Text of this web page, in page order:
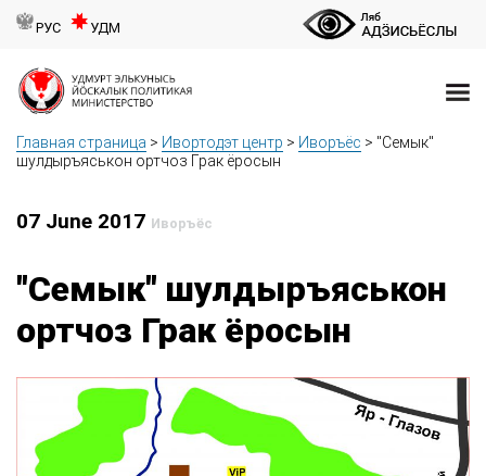
РУС УДМ
Главная страница > Ивортодэт центр > Иворъёс > "Семык"
шулдыръяськон ортчоз Грак ёросын
07 June 2017 Иворъёс
"Семык" шулдыръяськон
ортчоз Грак ёросын